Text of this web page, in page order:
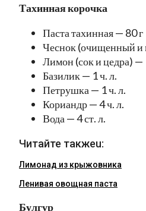
Тахинная корочка
Паста тахинная — 80 г
Чеснок (очищенный и
Лимон (сок и цедра)
Базилик — 1 ч. л.
Петрушка — 1 ч. л.
Кориандр — 4 ч. л.
Вода — 4 ст. л.
Читайте такжеu:
Лимонад из крыжовника
Ленивая овощная паста
Булгур